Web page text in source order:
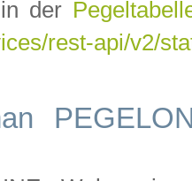
der
rest-api/v2/